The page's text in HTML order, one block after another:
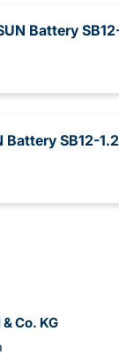
Battery
Battery SB12-
Co. KG